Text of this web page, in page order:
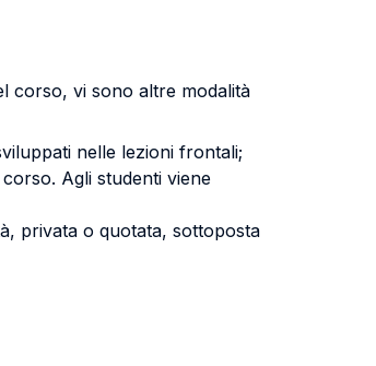
corso, vi sono altre modalità
nelle lezioni frontali;
Agli studenti viene
privata o quotata, sottoposta